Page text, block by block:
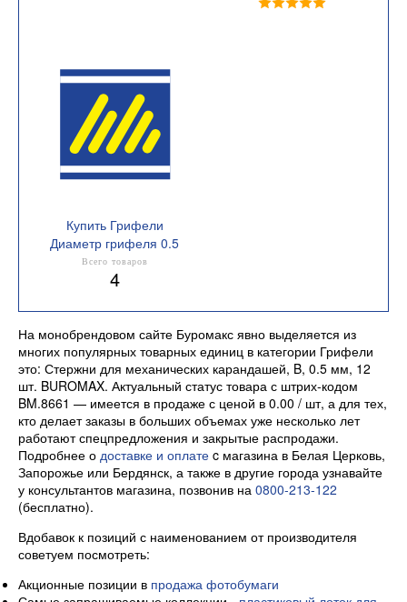
Купить Грифели
Диаметр грифеля 0.5
мм
Всего товаров
4
На монобрендовом сайте Буромакс явно выделяется из
многих популярных товарных единиц в категории Грифели
это: Стержни для механических карандашей, B, 0.5 мм, 12
шт. BUROMAX. Актуальный статус товара с штрих-кодом
BM.8661 — имеется в продаже с ценой в 0.00 / шт, а для тех,
кто делает заказы в больших объемах уже несколько лет
работают спецпредложения и закрытые распродажи.
Подробнее о доставке и оплате c магазина в Белая Церковь,
Запорожье или Бердянск, а также в другие города узнавайте
у консультантов магазина, позвонив на 0800-213-122
(бесплатно).
Вдобавок к позиций с наименованием от производителя
советуем посмотреть:
Акционные позиции в продажа фотобумаги